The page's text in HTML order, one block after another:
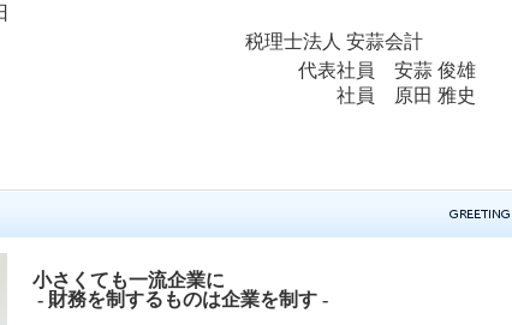
税理士法人 安蒜会計
代表社員 安蒜 俊雄
社員 原田 雅史
小さくても一流企業に
- 財務を制するものは企業を制す -